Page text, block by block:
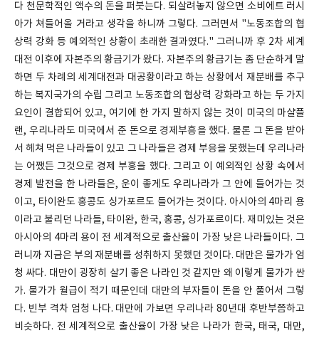
다 천문학적인 액수의 돈을 퍼붓는다. 되살려놓지 않으면 소비에트 러시
아가 쳐들어올 거라고 생각을 하니까 그렇다. 그러면서 "노동조합의 협
상력 강화 등 예외적인 상황이 초래한 결과였다." 그러니까 후 2차 세계
대전 이후에 자본주의 황금기가 왔다. 자본주의 황금기는 좀 단순하게 말
하면 두 차례의 세계대전과 대공황이라고 하는 상황에서 재분배를 추구
하는 복지국가의 수립 그리고 노동조합의 협상력 강화라고 하는 두 가지
요인이 결합되어 있고, 여기에 한 가지 말하지 않는 것이 미국의 마샬플
랜, 우리나라도 미국에서 준 돈으로 경제부흥을 했다. 물론 그 돈을 받아
서 헤쳐 먹은 나라들이 있고 그 나라들은 경제 부응을 못했는데 우리나라
는 어쨌든 그것으로 경제 부흥을 했다. 그리고 이 예외적인 상황 속에서
경제 발전을 한 나라들은, 운이 좋게도 우리나라가 그 안에 들어가는 것
이고, 타이완도 홍콩도 싱가포르도 들어가는 것이다. 아시아의 4마리 용
이라고 불리던 나라들, 타이완, 한국, 홍콩, 싱가포르이다. 재미있는 것은
아시아의 4마리 용이 전 세계적으로 출산율이 가장 낮은 나라들이다. 그
러니까 지금은 부의 재분배를 성취하지 못했던 것이다. 대만은 물가가 엄
청 싸다. 대만이 굉장히 살기 좋은 나라인 것 같지만 왜 이렇게 물가가 싼
가. 물가가 월급이 적기 때문인데 대만의 부자들이 돈을 안 풀어서 그렇
다. 빈부 격차 엄청 나다. 대만에 가보면 우리나라 80년대 후반부쯤하고
비슷하다. 전 세계적으로 출산율이 가장 낮은 나라가 한국, 태국, 대만,